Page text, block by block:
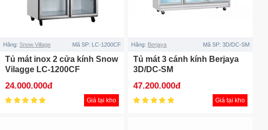
Hãng: Snow Village Mã SP: LC-1200CF
Tủ mát inox 2 cửa kính Snow
Vilagge LC-1200CF
24.000.000đ
Giá tại kho
Hãng: Berjaya Mã SP: 3D/DC-SM
Tủ mát 3 cánh kính Berjaya
3D/DC-SM
47.200.000đ
Giá tại kho